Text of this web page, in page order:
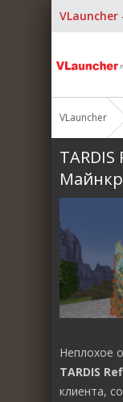
VLauncher
TARDIS
Неплохое
TARDIS
клиента,